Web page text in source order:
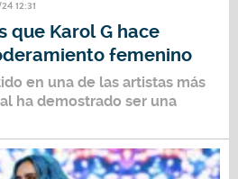
12:31
que Karol G hace
femenino
en una de las artistas más
ha demostrado ser una